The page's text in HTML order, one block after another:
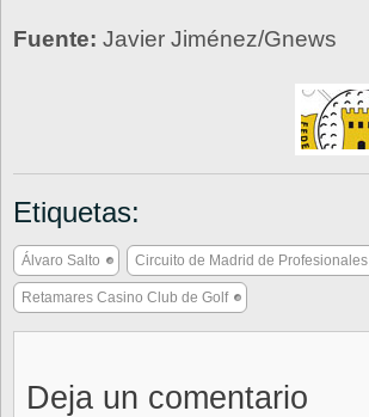
Fuente: Javier Jiménez/Gnews
Etiquetas:
Álvaro Salto Circuito de Madrid de Profesionales
Retamares Casino Club de Golf
Deja un comentario